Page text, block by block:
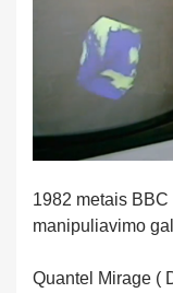
1982 metais
manipuliavimo
Quantel Mirage (